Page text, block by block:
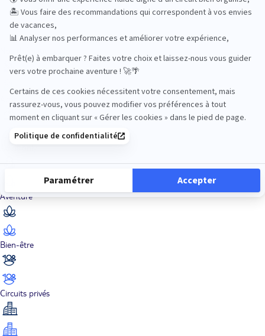
Océan Indien
Aventure
Bien-être
Circuits privés